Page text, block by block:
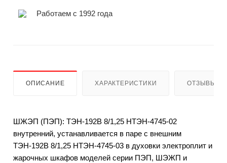
Работаем с 1992 года
ОПИСАНИЕ ХАРАКТЕРИСТИКИ ОТЗЫВЫ
ШЖЭП (ПЭП): ТЭН-192В 8/1,25 НТЭН-4745-02
внутренний, устанавливается в паре с внешним
ТЭН-192В 8/1,25 НТЭН-4745-03 в духовки электроплит и
жарочных шкафов моделей серии ПЭП, ШЭЖП и